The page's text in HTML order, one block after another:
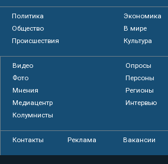
Политика
Экономика
Общество
В мире
Происшествия
Культура
Видео
Опросы
Фото
Персоны
Мнения
Регионы
Медиацентр
Интервью
Колумнисты
Контакты Реклама Вакансии